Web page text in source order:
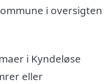
i oversigten
i Kyndeløse
eller